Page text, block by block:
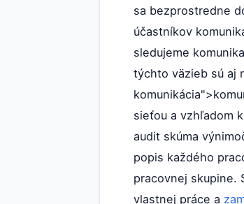
sa bezprostredne
účastníkov
sledujeme
týchto väzieb sú aj
sieťou a vzhľadom
audit skúma
popis každého
pracovnej skupine.
vlastnej práce a